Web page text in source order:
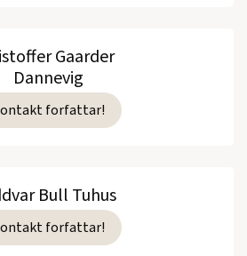
Gaarder
Dannevig
forfattar!
Bull Tuhus
forfattar!